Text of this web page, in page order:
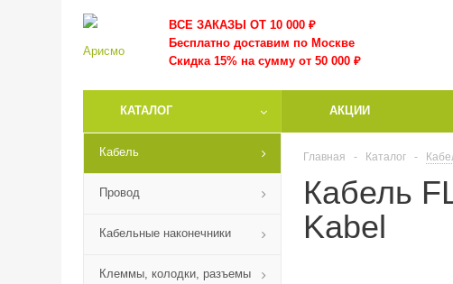
ВСЕ ЗАКАЗЫ ОТ 10 000 ₽
Бесплатно доставим по Москве
Скидка 15% на сумму от 50 000 ₽
КАТАЛОГ АКЦИИ
Кабель
Провод
Кабельные наконечники
Клеммы, колодки, разъемы
Главная - Каталог -
Кабель
Kabel